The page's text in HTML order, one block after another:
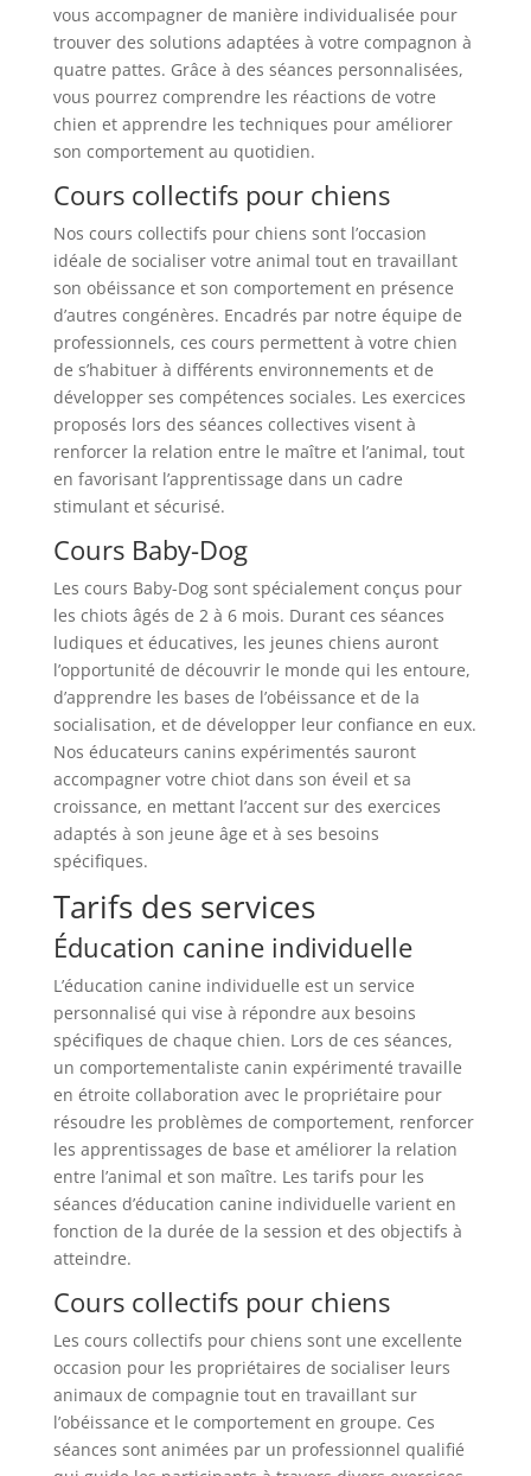
vous accompagner de manière individualisée pour
trouver des solutions adaptées à votre compagnon à
quatre pattes. Grâce à des séances personnalisées,
vous pourrez comprendre les réactions de votre
chien et apprendre les techniques pour améliorer
son comportement au quotidien.
Cours collectifs pour chiens
Nos cours collectifs pour chiens sont l’occasion
idéale de socialiser votre animal tout en travaillant
son obéissance et son comportement en présence
d’autres congénères. Encadrés par notre équipe de
professionnels, ces cours permettent à votre chien
de s’habituer à différents environnements et de
développer ses compétences sociales. Les exercices
proposés lors des séances collectives visent à
renforcer la relation entre le maître et l’animal, tout
en favorisant l’apprentissage dans un cadre
stimulant et sécurisé.
Cours Baby-Dog
Les cours Baby-Dog sont spécialement conçus pour
les chiots âgés de 2 à 6 mois. Durant ces séances
ludiques et éducatives, les jeunes chiens auront
l’opportunité de découvrir le monde qui les entoure,
d’apprendre les bases de l’obéissance et de la
socialisation, et de développer leur confiance en eux.
Nos éducateurs canins expérimentés sauront
accompagner votre chiot dans son éveil et sa
croissance, en mettant l’accent sur des exercices
adaptés à son jeune âge et à ses besoins
spécifiques.
Tarifs des services
Éducation canine individuelle
L’éducation canine individuelle est un service
personnalisé qui vise à répondre aux besoins
spécifiques de chaque chien. Lors de ces séances,
un comportementaliste canin expérimenté travaille
en étroite collaboration avec le propriétaire pour
résoudre les problèmes de comportement, renforcer
les apprentissages de base et améliorer la relation
entre l’animal et son maître. Les tarifs pour les
séances d’éducation canine individuelle varient en
fonction de la durée de la session et des objectifs à
atteindre.
Cours collectifs pour chiens
Les cours collectifs pour chiens sont une excellente
occasion pour les propriétaires de socialiser leurs
animaux de compagnie tout en travaillant sur
l’obéissance et le comportement en groupe. Ces
séances sont animées par un professionnel qualifié